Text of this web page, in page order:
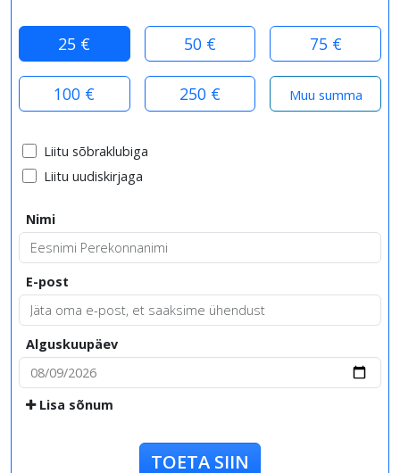
25 € 50 € 75 €
100 € 250 €
Liitu sõbraklubiga
Liitu uudiskirjaga
Nimi
E-post
Alguskuupäev
Lisa sõnum
TOETA SIIN